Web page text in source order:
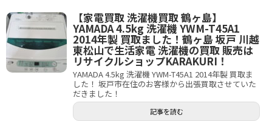
【家電買取 洗濯機買取 鶴ヶ島】
YAMADA 4.5kg 洗濯機 YWM-T45A1
2014年製 買取ました！鶴ヶ島 坂戸 川越
東松山で生活家電 洗濯機の買取 販売は
リサイクルショップKARAKURI！
YAMADA 4.5kg 洗濯機 YWM-T45A1 2014年製 買取ま
した！ 坂戸市在住のお客様から出張買取させていた
だきました！
記事を読む